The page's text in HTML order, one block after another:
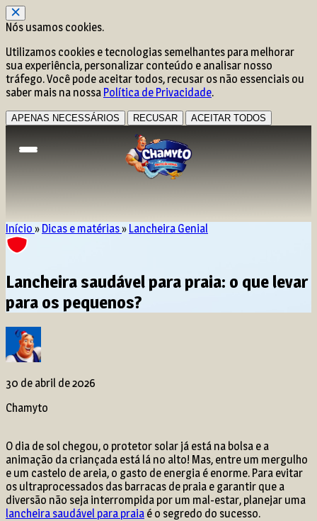
Nós usamos cookies.
Utilizamos cookies e tecnologias semelhantes para melhorar
sua experiência, personalizar conteúdo e analisar nosso
tráfego. Você pode aceitar todos, recusar os não essenciais ou
saber mais na nossa Política de Privacidade.
APENAS NECESSÁRIOS RECUSAR ACEITAR TODOS
Início » Dicas e matérias» Lancheira Genial
Lancheira saudável para praia: o que levar
para os pequenos?
30 de abril de 2026
Chamyto
O dia de sol chegou, o protetor solar já está na bolsa e a
animação da criançada está lá no alto! Mas, entre um mergulho
e um castelo de areia, o gasto de energia é enorme. Para evitar
os ultraprocessados das barracas de praia e garantir que a
diversão não seja interrompida por um mal-estar, planejar uma
lancheira saudável para praia é o segredo do sucesso.